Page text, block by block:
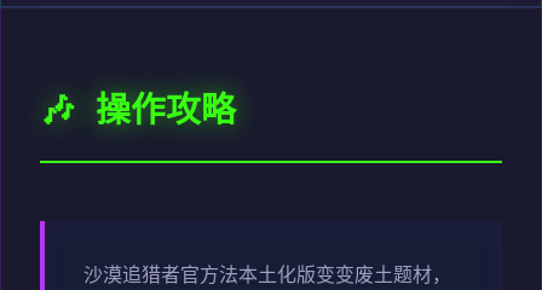
🎶 操作攻略
沙漠追猎者官方法本土化版变变废土题材，